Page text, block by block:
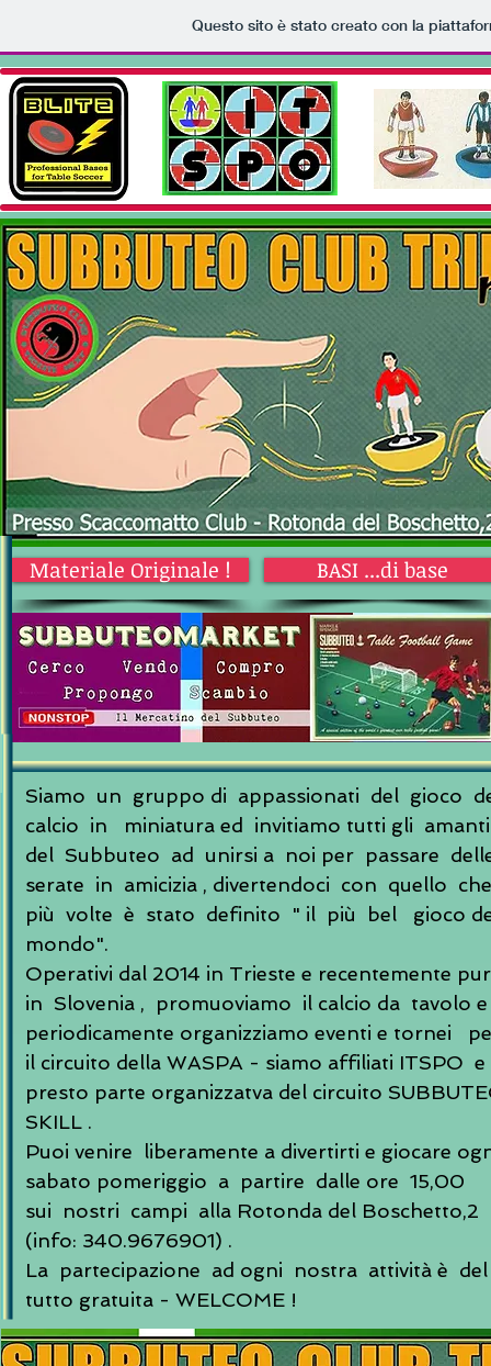
Questo sito è stato creato con la
Materiale Originale ! BASI ...di base
Siamo un gruppo di appassionati del gioco
calcio in miniatura ed invitiamo tutti gli amanti
del Subbuteo ad unirsi a noi per passare
serate in amicizia , divertendoci con quello che
più volte è stato definito " il più bel gioco
mondo".
Operativi dal 2014 in Trieste e recentemente
in Slovenia , promuoviamo il calcio da tavolo e
periodicamente organizziamo eventi e tornei
il circuito della WASPA - siamo affiliati ITSPO e
presto parte organizzatva del circuito
SKILL .
Puoi venire liberamente a divertirti e giocare
sabato pomeriggio a partire dalle ore 15,00
sui nostri campi alla Rotonda del Boschetto,2
(info: 340.9676901) .
La partecipazione ad ogni nostra attività è del
tutto gratuita - WELCOME !